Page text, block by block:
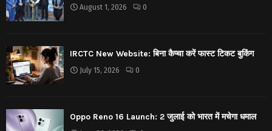
August 1, 2026 0
IRCTC New Website: बिना कैप्चा करें फास्ट टिकट बुकिंग
July 15, 2026 0
Oppo Reno 16 Launch: 2 जुलाई को भारत में मचेगा धमाल